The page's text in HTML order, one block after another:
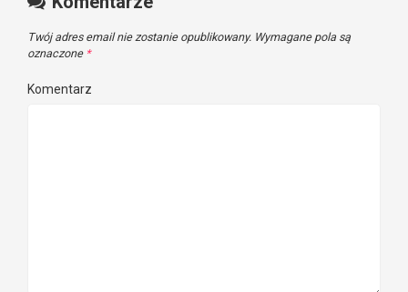
Twój adres email nie zostanie opublikowany. Wymagane pola są
oznaczone *
Komentarz